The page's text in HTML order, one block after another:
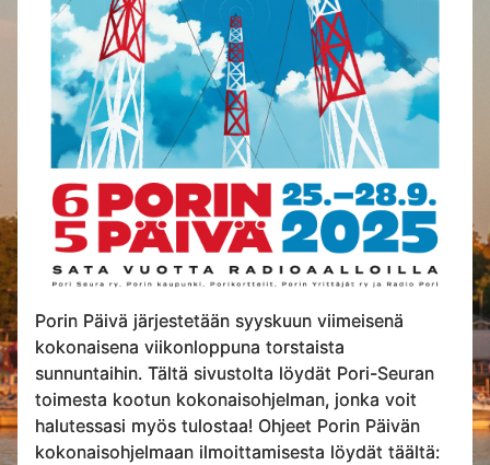
Porin Päivä järjestetään syyskuun viimeisenä
kokonaisena viikonloppuna torstaista
sunnuntaihin. Tältä sivustolta löydät Pori-Seuran
toimesta kootun kokonaisohjelman, jonka voit
halutessasi myös tulostaa! Ohjeet Porin Päivän
kokonaisohjelmaan ilmoittamisesta löydät täältä: